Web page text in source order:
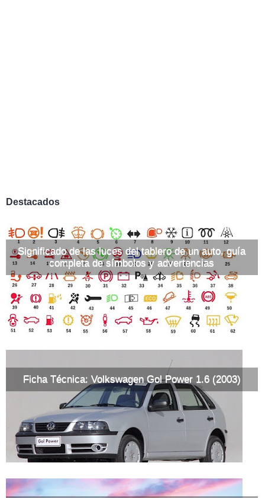
Destacados
Significado de las luces del tablero de un auto, guía
completa de símbolos y advertencias
Ficha Técnica: Volkswagen Gol Power 1.6 (2003)